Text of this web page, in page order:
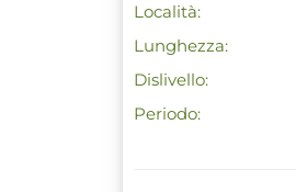
Località:
Lunghezza:
Dislivello:
Periodo: